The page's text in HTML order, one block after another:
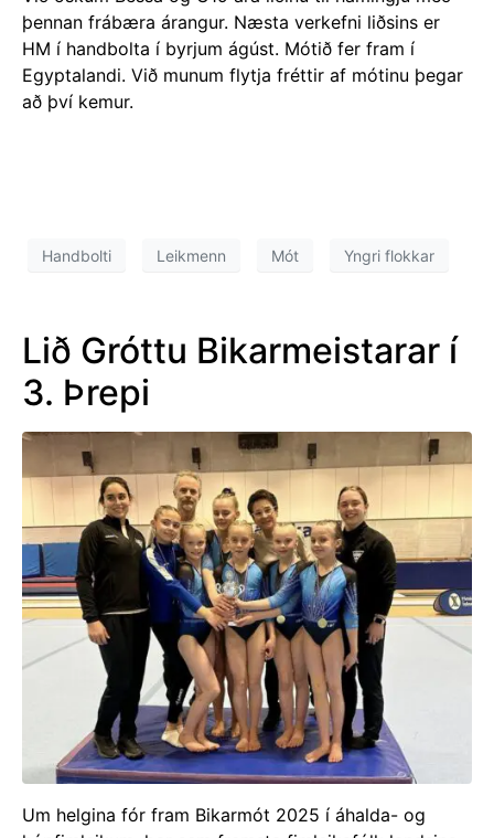
þennan frábæra árangur. Næsta verkefni liðsins er
HM í handbolta í byrjum ágúst. Mótið fer fram í
Egyptalandi. Við munum flytja fréttir af mótinu þegar
að því kemur.
Handbolti Leikmenn Mót Yngri flokkar
Lið Gróttu Bikarmeistarar í
3. Þrepi
Um helgina fór fram Bikarmót 2025 í áhalda- og